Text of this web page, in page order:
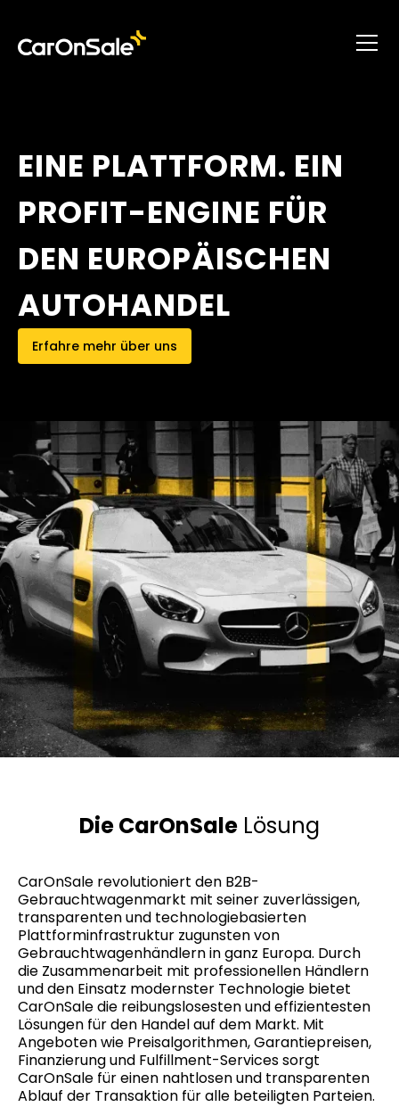
EINE PLATTFORM. EIN
PROFIT-ENGINE FÜR
DEN EUROPÄISCHEN
AUTOHANDEL
Erfahre mehr über uns
Die CarOnSale Lösung
CarOnSale revolutioniert den B2B-
Gebrauchtwagenmarkt mit seiner zuverlässigen,
transparenten und technologiebasierten
Plattforminfrastruktur zugunsten von
Gebrauchtwagenhändlern in ganz Europa. Durch
die Zusammenarbeit mit professionellen Händlern
und den Einsatz modernster Technologie bietet
CarOnSale die reibungslosesten und effizientesten
Lösungen für den Handel auf dem Markt. Mit
Angeboten wie Preisalgorithmen, Garantiepreisen,
Finanzierung und Fulfillment-Services sorgt
CarOnSale für einen nahtlosen und transparenten
Ablauf der Transaktion für alle beteiligten Parteien.